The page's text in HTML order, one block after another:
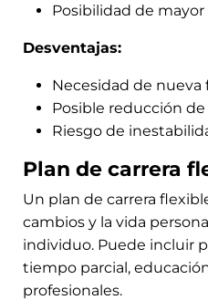
Posibilidad de mayor
Desventajas:
Necesidad de nueva
Posible reducción
Riesgo de
Plan de carrera
Un plan de carrera
cambios y la vida
individuo. Puede incluir
tiempo parcial,
profesionales.